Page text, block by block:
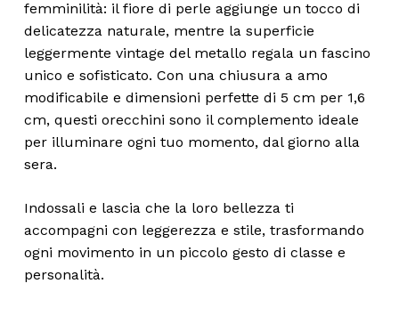
femminilità: il fiore di perle aggiunge un tocco di
delicatezza naturale, mentre la superficie
leggermente vintage del metallo regala un fascino
unico e sofisticato. Con una chiusura a amo
modificabile e dimensioni perfette di 5 cm per 1,6
cm, questi orecchini sono il complemento ideale
per illuminare ogni tuo momento, dal giorno alla
sera.
Indossali e lascia che la loro bellezza ti
accompagni con leggerezza e stile, trasformando
ogni movimento in un piccolo gesto di classe e
personalità.